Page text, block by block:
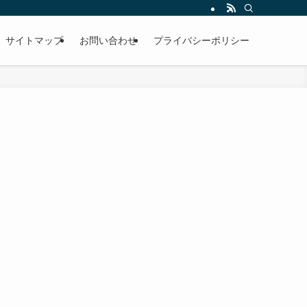
サイトマップ お問い合わせ プライバシーポリシー